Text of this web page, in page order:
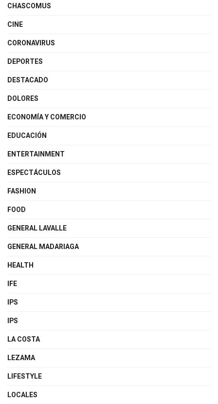
CHASCOMUS
CINE
CORONAVIRUS
DEPORTES
DESTACADO
DOLORES
ECONOMÍA Y COMERCIO
EDUCACIÓN
ENTERTAINMENT
ESPECTÁCULOS
FASHION
FOOD
GENERAL LAVALLE
GENERAL MADARIAGA
HEALTH
IFE
IPS
IPS
LA COSTA
LEZAMA
LIFESTYLE
LOCALES